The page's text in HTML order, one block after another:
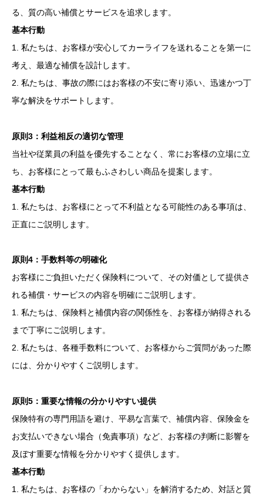
る、質の高い補償とサービスを追求します。
基本行動
1. 私たちは、お客様が安心してカーライフを送れることを第一に
考え、最適な補償を設計します。
2. 私たちは、事故の際にはお客様の不安に寄り添い、迅速かつ丁
寧な解決をサポートします。
原則3：利益相反の適切な管理
当社や従業員の利益を優先することなく、常にお客様の立場に立
ち、お客様にとって最もふさわしい商品を提案します。
基本行動
1. 私たちは、お客様にとって不利益となる可能性のある事項は、
正直にご説明します。
原則4：手数料等の明確化
お客様にご負担いただく保険料について、その対価として提供さ
れる補償・サービスの内容を明確にご説明します。
1. 私たちは、保険料と補償内容の関係性を、お客様が納得される
まで丁寧にご説明します。
2. 私たちは、各種手数料について、お客様からご質問があった際
には、分かりやすくご説明します。
原則5：重要な情報の分かりやすい提供
保険特有の専門用語を避け、平易な言葉で、補償内容、保険金を
お支払いできない場合（免責事項）など、お客様の判断に影響を
及ぼす重要な情報を分かりやすく提供します。
基本行動
1. 私たちは、お客様の「わからない」を解消するため、対話と質